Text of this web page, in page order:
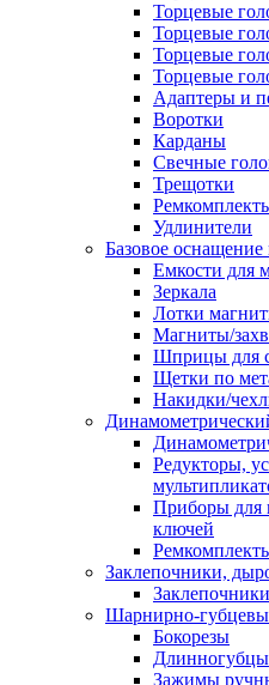
Торцевые
Торцевые
Торцевые
Торцевые
Адаптеры и
Воротки
Карданы
Свечные
Трещотки
Удлинители
Базовое оснащение
Емкости для
Зеркала
Лотки
Магниты/
Шприцы для
Щетки по
Накидки/
Редукторы,
Приборы для
ключей
Заклепочники,
Заклепочники
Шарнирно-
Бокорезы
Длинногубцы
Зажимы